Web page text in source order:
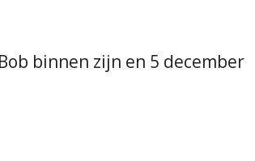
binnen zijn en 5 december